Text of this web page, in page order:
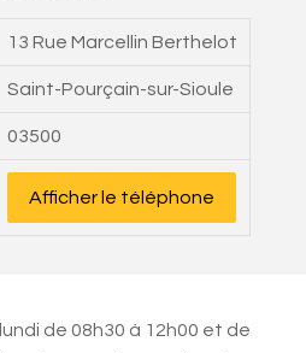
13 Rue Marcellin Berthelot
Saint-Pourçain-sur-Sioule
03500
Afficher le téléphone
de 08h30 à 12h00 et de